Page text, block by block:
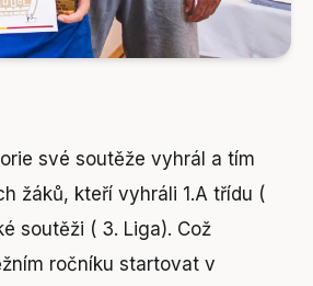
své soutěže vyhrál a tím
žáků, kteří vyhráli 1.A třídu (
soutěži ( 3. Liga). Což
ročníku startovat v